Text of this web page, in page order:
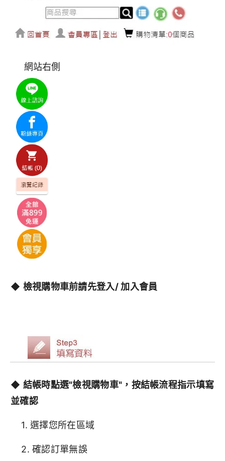
網站右側
◆ 檢視購物車前請先登入/ 加入會員
◆ 結帳時點選"檢視購物車"，按結帳流程指示填寫
並確認
1. 選擇您所在區域
2. 確認訂單無誤